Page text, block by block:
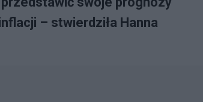
– stwierdziła Hanna